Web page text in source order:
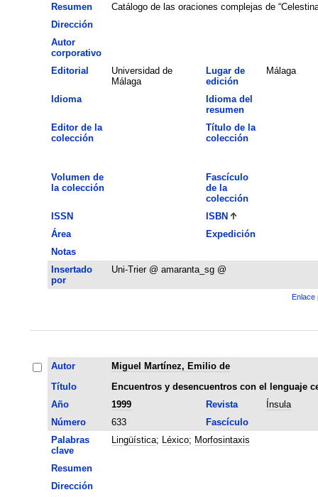
Resumen
Catálogo de las oraciones complejas de
Dirección
Autor
corporativo
Editorial
Universidad de
Málaga
Lugar de
edición
Málaga
Idioma
Idioma del
resumen
Editor de la
colección
Título de la
colección
Volumen de
la colección
Fascículo
de la
colección
ISSN
ISBN
Área
Expedición
Notas
Insertado
por
Uni-Trier @ amaranta_sg @
Enlace
Autor
Miguel Martínez, Emilio de
Título
Encuentros y desencuentros con el lenguaje
Año
1999 Revista
Ínsula
Número
633
Fascículo
Palabras
clave
Lingüística; Léxico; Morfosintaxis
Resumen
Dirección